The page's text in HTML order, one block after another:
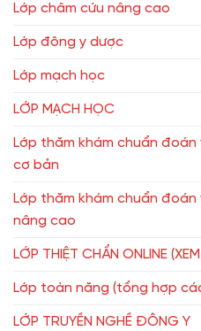
Lớp châm cứu nâng cao
Lớp đông y dược
Lớp mạch học
LỚP MẠCH HỌC
Lớp thăm khám chuẩn
cơ bản
Lớp thăm khám chuẩn
nâng cao
LỚP THIỆT CHẨN ONLINE
Lớp toàn năng (tổng hợp
LỚP TRUYỀN NGHỀ ĐÔNG Y